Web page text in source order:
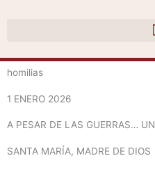
homilias
1 ENERO 2026
A PESAR DE LAS GUERRAS…
SANTA MARÍA, MADRE DE DIOS